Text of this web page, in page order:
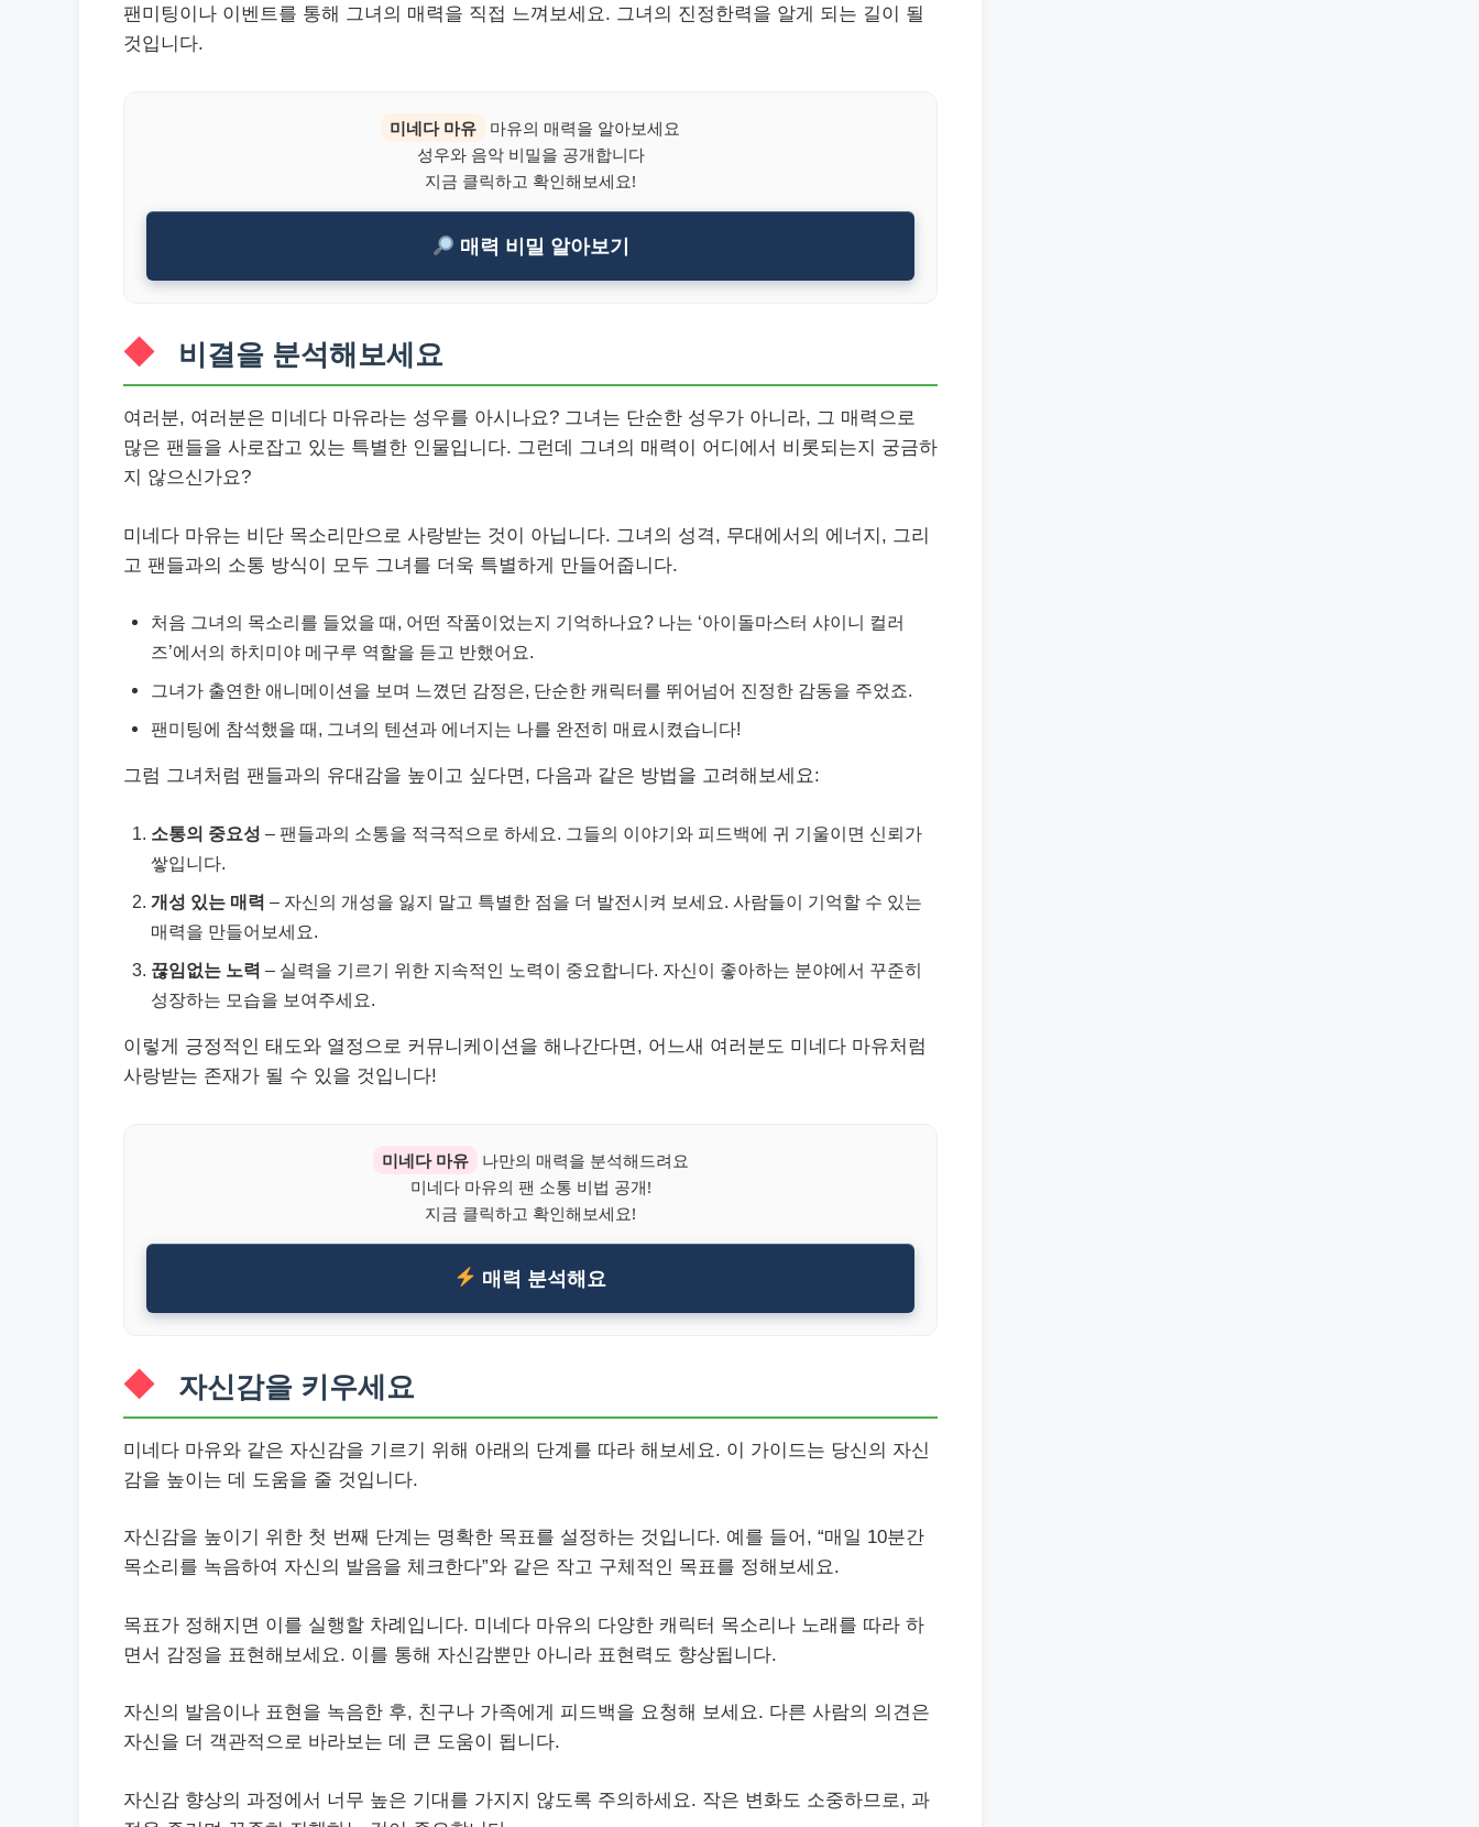
팬미팅이나 이벤트를 통해 그녀의 매력을 직접 느껴보세요. 그녀의 진정한력을 알게 되는 길이 될
것입니다.
미네다 마유
마유의 매력을 알아보세요
성우와 음악 비밀을 공개합니다
지금 클릭하고 확인해보세요!
매력 비밀 알아보기
비결을 분석해보세요
여러분, 여러분은 미네다 마유라는 성우를 아시나요? 그녀는 단순한 성우가 아니라, 그 매력으로
많은 팬들을 사로잡고 있는 특별한 인물입니다. 그런데 그녀의 매력이 어디에서 비롯되는지 궁금하
지 않으신가요?
미네다 마유는 비단 목소리만으로 사랑받는 것이 아닙니다. 그녀의 성격, 무대에서의 에너지, 그리
고 팬들과의 소통 방식이 모두 그녀를 더욱 특별하게 만들어줍니다.
처음 그녀의 목소리를 들었을 때, 어떤 작품이었는지 기억하나요? 나는 ‘아이돌마스터 샤이니 컬러
즈’에서의 하치미야 메구루 역할을 듣고 반했어요.
그녀가 출연한 애니메이션을 보며 느꼈던 감정은, 단순한 캐릭터를 뛰어넘어 진정한 감동을 주었죠.
팬미팅에 참석했을 때, 그녀의 텐션과 에너지는 나를 완전히 매료시켰습니다!
그럼 그녀처럼 팬들과의 유대감을 높이고 싶다면, 다음과 같은 방법을 고려해보세요:
소통의 중요성 – 팬들과의 소통을 적극적으로 하세요. 그들의 이야기와 피드백에 귀 기울이면 신뢰가
쌓입니다.
개성 있는 매력 – 자신의 개성을 잃지 말고 특별한 점을 더 발전시켜 보세요. 사람들이 기억할 수 있는
매력을 만들어보세요.
끊임없는 노력 – 실력을 기르기 위한 지속적인 노력이 중요합니다. 자신이 좋아하는 분야에서 꾸준히
성장하는 모습을 보여주세요.
이렇게 긍정적인 태도와 열정으로 커뮤니케이션을 해나간다면, 어느새 여러분도 미네다 마유처럼
사랑받는 존재가 될 수 있을 것입니다!
미네다 마유
나만의 매력을 분석해드려요
미네다 마유의 팬 소통 비법 공개!
지금 클릭하고 확인해보세요!
매력 분석해요
자신감을 키우세요
미네다 마유와 같은 자신감을 기르기 위해 아래의 단계를 따라 해보세요. 이 가이드는 당신의 자신
감을 높이는 데 도움을 줄 것입니다.
자신감을 높이기 위한 첫 번째 단계는 명확한 목표를 설정하는 것입니다. 예를 들어, “매일 10분간
목소리를 녹음하여 자신의 발음을 체크한다”와 같은 작고 구체적인 목표를 정해보세요.
목표가 정해지면 이를 실행할 차례입니다. 미네다 마유의 다양한 캐릭터 목소리나 노래를 따라 하
면서 감정을 표현해보세요. 이를 통해 자신감뿐만 아니라 표현력도 향상됩니다.
자신의 발음이나 표현을 녹음한 후, 친구나 가족에게 피드백을 요청해 보세요. 다른 사람의 의견은
자신을 더 객관적으로 바라보는 데 큰 도움이 됩니다.
자신감 향상의 과정에서 너무 높은 기대를 가지지 않도록 주의하세요. 작은 변화도 소중하므로, 과